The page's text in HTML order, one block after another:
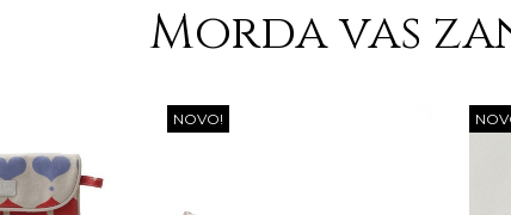
Morda vas
NOVO!